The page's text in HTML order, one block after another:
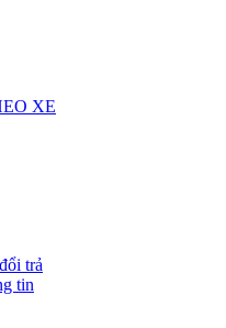
XE
trả
tin